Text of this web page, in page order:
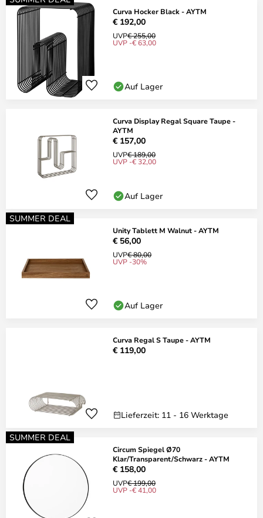
Curva Hocker Black - AYTM
€ 192,00
UVP€ 255,00
UVP -€ 63,00
Auf Lager
Curva Display Regal Square Taupe -
AYTM
€ 157,00
UVP€ 189,00
UVP -€ 32,00
Auf Lager
SUMMER DEAL
Unity Tablett M Walnut - AYTM
€ 56,00
UVP€ 80,00
UVP -30%
Auf Lager
Curva Regal S Taupe - AYTM
€ 119,00
Lieferzeit: 11 - 16 Werktage
SUMMER DEAL
Circum Spiegel Ø70
Klar/Transparent/Schwarz - AYTM
€ 158,00
UVP€ 199,00
UVP -€ 41,00